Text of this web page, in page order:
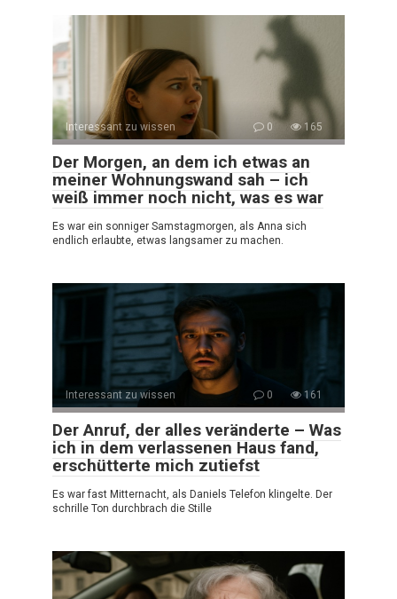
Interessant zu wissen 0 165
Der Morgen, an dem ich etwas an
meiner Wohnungswand sah – ich
weiß immer noch nicht, was es war
Es war ein sonniger Samstagmorgen, als Anna sich
endlich erlaubte, etwas langsamer zu machen.
Interessant zu wissen 0 161
Der Anruf, der alles veränderte – Was
ich in dem verlassenen Haus fand,
erschütterte mich zutiefst
Es war fast Mitternacht, als Daniels Telefon klingelte. Der
schrille Ton durchbrach die Stille